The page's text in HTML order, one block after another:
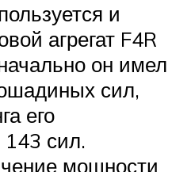
и
агрегат F4R
он имел
сил,
его
сил.
мощности